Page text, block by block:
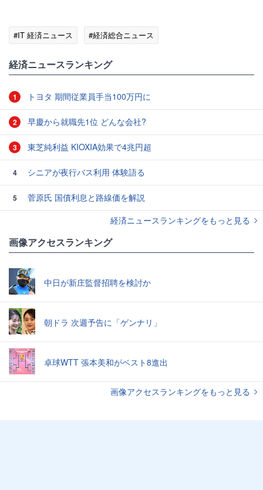
#IT 経済ニュース #経済総合ニュース
経済ニュースランキング
1 トヨタ 期間従業員手当100万円に
2 早慶から就職先1位 どんな会社?
3 東芝純利益 KIOXIA効果で4兆円超
4 シニアが夜行バス利用 体験語る
5
菅原氏 国債利息と路線価を解説
経済ニュースランキングをもっと見る
画像アクセスランキング
中日が新庄監督招聘を検討か
朝ドラ 次週予告に「ゲンナリ」
卓球WTT 張本美和がベスト8進出
画像アクセスランキングをもっと見る